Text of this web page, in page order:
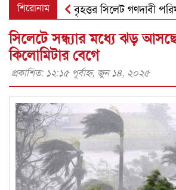
শিরোনাম বৃহত্তর সিলেট গণদাবী
সিলেটে সন্ধ্যার মধ্যে ঝড়
কিলোমিটার বেগে
প্রকাশিত: ১২:১৫ পূর্বাহ্ণ, জুন ১৪, ২০২৫